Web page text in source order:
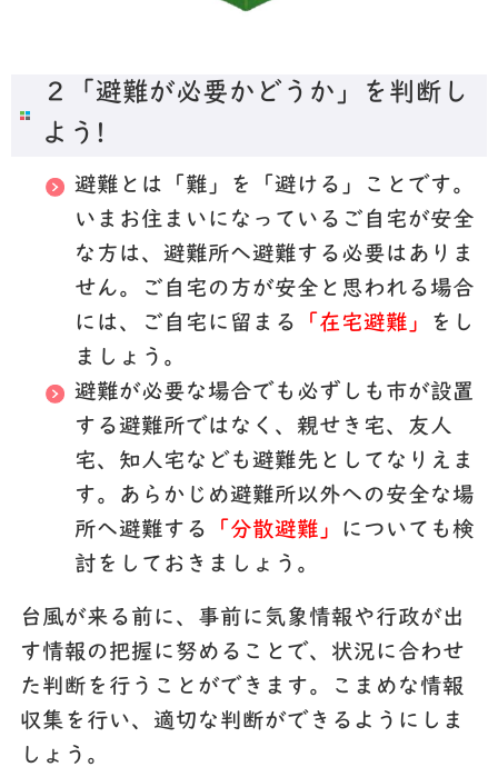
２「避難が必要かどうか」を判断し
よう!
避難とは「難」を「避ける」ことです。
いまお住まいになっているご自宅が安全
な方は、避難所へ避難する必要はありま
せん。
ご自宅の方が安全と思われる場合
には、ご自宅に留まる
「在宅避難」
をし
ましょう。
避難が必要な場合でも必ずしも市が設置
する避難所ではなく、 親せき宅、 友人
宅、 知人宅 なども避難先としてなりえま
す。あらかじめ避難所以外への安全な場
所へ避難する
「分散避難」
についても検
討をしておきましょう。
台風が来る前に、事前に気象情報や行政が出
す情報の把握に努めることで、状況に合わせ
た判断を行うことができます。こまめな情報
収集を行い、適切な判断ができるようにしま
しょう。